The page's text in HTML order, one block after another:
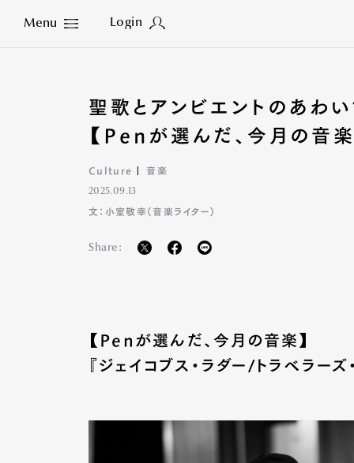
Menu Login
Close
聖歌とアンビエントのあわ
【Penが選んだ、今月の音
Culture 音楽
2025.09.13
文：小室敬幸（音楽ライター）
Share:
【Penが選んだ、今月の音楽】
『ジェイコブス・ラダー/トラベラーズ